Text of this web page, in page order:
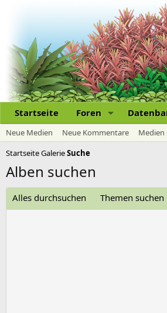
Startseite Foren
Neue Medien Neue Kommentare
Medien
StartseiteGalerieSuche
Alben suchen
Alles durchsuchen Themen suchen